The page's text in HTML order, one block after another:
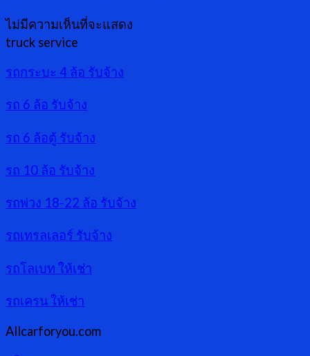
ไม่มีความเห็นที่จะแสดง
truck service
รถกระบะ 4 ล้อ รับจ้าง
รถ 6 ล้อ รับจ้าง
รถ 6 ล้อตู้ รับจ้าง
รถ 10 ล้อ รับจ้าง
รถพ่วง 18-22 ล้อ รับจ้าง
รถเทรลเลอร์ รับจ้าง
รถโลเบท ให้เช่า
รถเครน ให้เช่า
Allcarforyou.com